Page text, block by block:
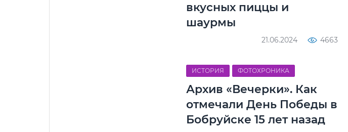
вкусных пиццы и
шаурмы
21.06.2024 4663
ИСТОРИЯ ФОТОХРОНИКА
Архив «Вечерки». Как
отмечали День Победы в
Бобруйске 15 лет назад